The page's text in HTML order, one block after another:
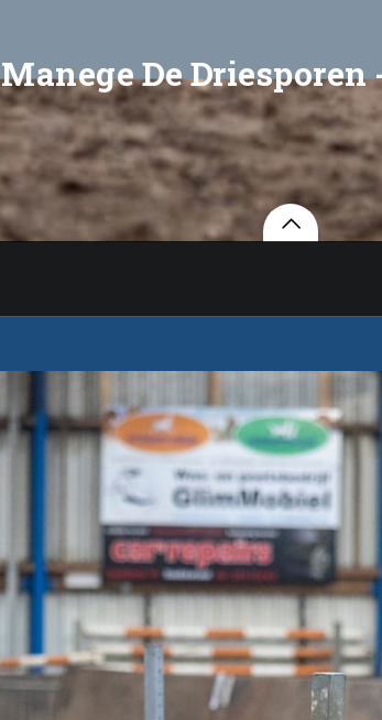
Manege De Driesporen